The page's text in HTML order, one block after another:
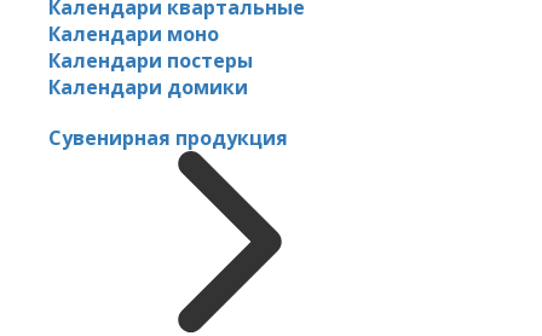
Календари квартальные
Календари моно
Календари постеры
Календари домики
Сувенирная продукция